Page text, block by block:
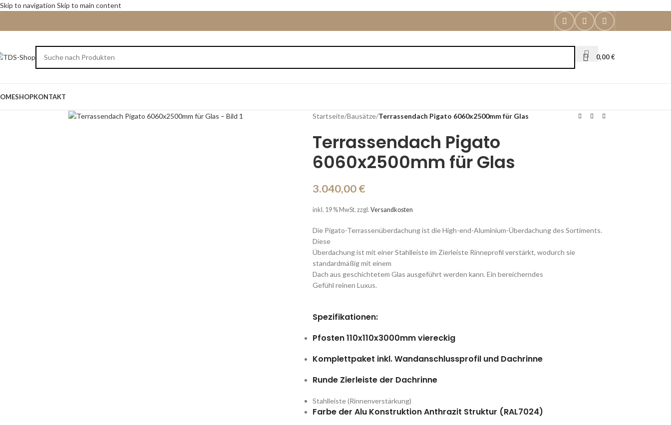
Skip to navigation Skip to main content
0,00€
SHOPKONTAKT
Startseite/Bausätze/Terrassendach Pigato 6060x2500mm für Glas
Terrassendach Pigato
6060x2500mm für Glas
3.040,00€
inkl. 19 % MwSt. zzgl. Versandkosten
Die Pigato-Terrassenüberdachung ist die High-end-Aluminium-Überdachung des Sortiments.
Diese
Überdachung ist mit einer Stahlleiste im Zierleiste Rinneprofil verstärkt, wodurch sie
standardmäßig mit einem
Dach aus geschichtetem Glas ausgeführt werden kann. Ein bereicherndes
Gefühl reinen Luxus.
Spezifikationen:
Pfosten 110x110x3000mm viereckig
Komplettpaket inkl. Wandanschlussprofil und Dachrinne
Runde Zierleiste der Dachrinne
Stahlleiste (Rinnenverstärkung)
Farbe der Alu Konstruktion Anthrazit Struktur (RAL7024)